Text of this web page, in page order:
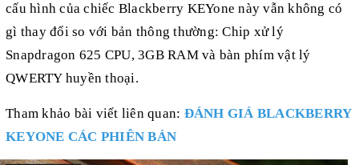
cấu hình của chiếc Blackberry KEYone này vẫn không có
gì thay đổi so với bản thông thường: Chip xử lý
Snapdragon 625 CPU, 3GB RAM và bàn phím vật lý
QWERTY huyền thoại.
Tham khảo bài viết liên quan: ĐÁNH GIÁ BLACKBERRY
KEYONE CÁC PHIÊN BẢN